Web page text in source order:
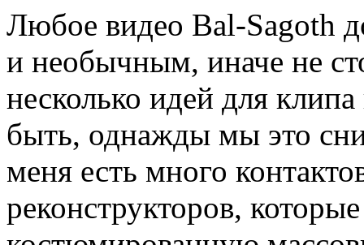
Любое видео Bal-Sagoth
и необычным, иначе не
несколько идей для
быть, однажды мы это
меня есть много
реконструкторов,